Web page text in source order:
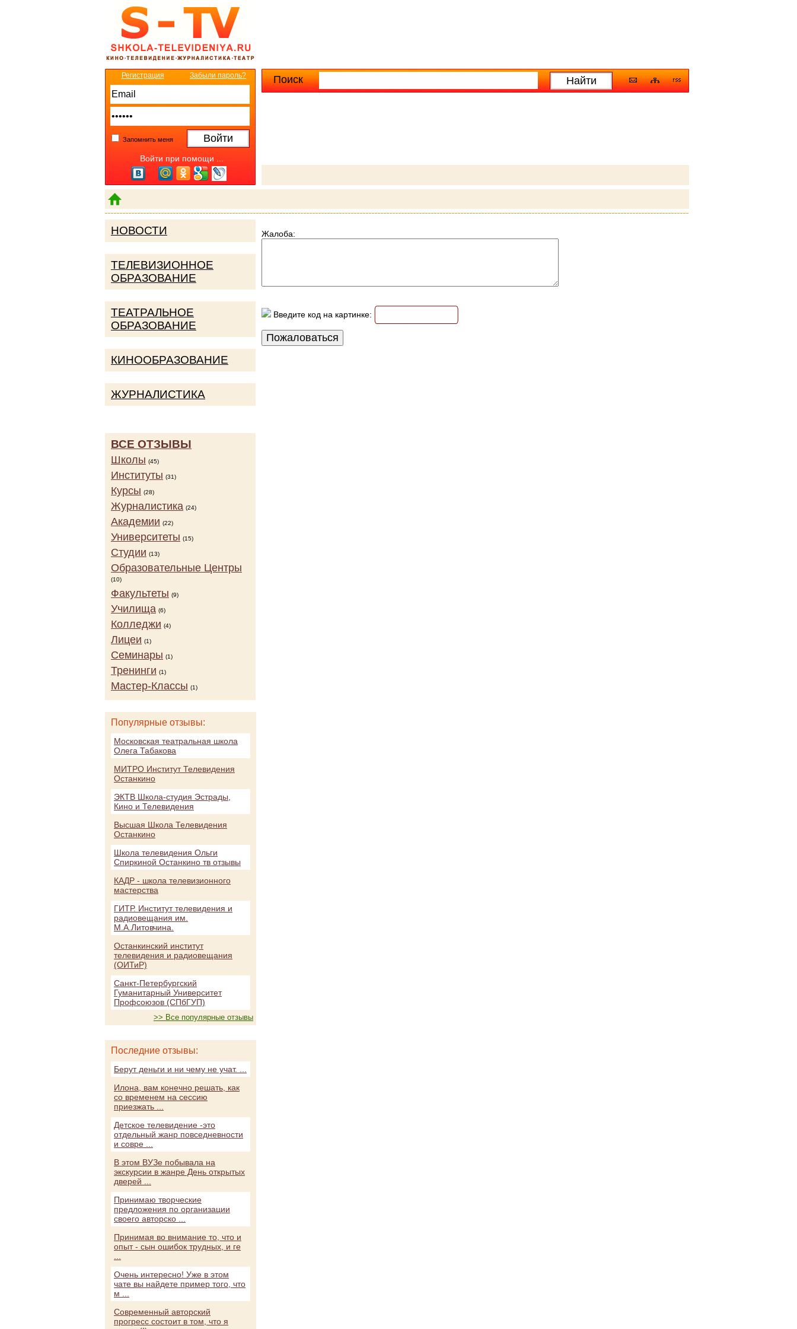
Поиск
Расширенный поиск
Регистрация Забыли пароль?
Запомнить меня
Войти при помощи ...
Жалоба:
Введите код на картинке:
НОВОСТИ
ТЕЛЕВИЗИОННОЕ
ОБРАЗОВАНИЕ
ТЕАТРАЛЬНОЕ
ОБРАЗОВАНИЕ
КИНООБРАЗОВАНИЕ
ЖУРНАЛИСТИКА
ВСЕ ОТЗЫВЫ
Школы (45)
Институты (31)
Курсы (28)
Журналистика (24)
Академии (22)
Университеты (15)
Студии (13)
Образовательные Центры
(10)
Факультеты (9)
Училища (6)
Колледжи (4)
Лицеи (1)
Семинары (1)
Тренинги (1)
Мастер-Классы (1)
Популярные отзывы:
Московская театральная школа
Олега Табакова
МИТРО Институт Телевидения
Останкино
ЭКТВ Школа-студия Эстрады,
Кино и Телевидения
Высшая Школа Телевидения
Останкино
Школа телевидения Ольги
Спиркиной Останкино тв отзывы
КАДР - школа телевизионного
мастерства
ГИТР. Институт телевидения и
радиовещания им.
М.А.Литовчина.
Останкинский институт
телевидения и радиовещания
(ОИТиР)
Санкт-Петербургский
Гуманитарный Университет
Профсоюзов (СПбГУП)
>> Все популярные отзывы
Последние отзывы:
Берут деньги и ни чему не учат. ...
Илона, вам конечно решать, как
со временем на сессию
приезжать ...
Детское телевидение -это
отдельный жанр повседневности
и совре ...
В этом ВУЗе побывала на
экскурсии в жанре День открытых
дверей ...
Принимаю творческие
предложения по организации
своего авторско ...
Принимая во внимание то, что и
опыт - сын ошибок трудных, и ге
Очень интересно! Уже в этом
чате вы найдете пример того, что
м ...
Современный авторский
прогресс состоит в том, что я